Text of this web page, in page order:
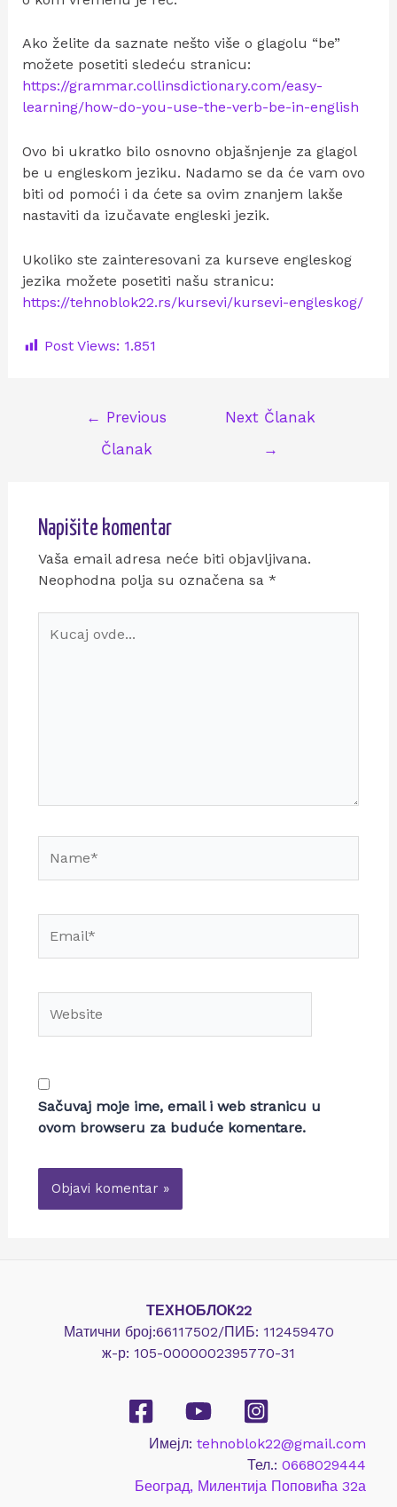
Ako želite da saznate nešto više o glagolu “be”
možete posetiti sledeću stranicu:
https://grammar.collinsdictionary.com/easy-
learning/how-do-you-use-the-verb-be-in-english
Ovo bi ukratko bilo osnovno objašnjenje za glagol
be u engleskom jeziku. Nadamo se da će vam ovo
biti od pomoći i da ćete sa ovim znanjem lakše
nastaviti da izučavate engleski jezik.
Ukoliko ste zainteresovani za kurseve engleskog
jezika možete posetiti našu stranicu:
https://tehnoblok22.rs/kursevi/kursevi-engleskog/
Post Views: 1.851
← Previous
Članak
Next Članak
→
Napišite komentar
Vaša email adresa neće biti objavljivana.
Neophodna polja su označena sa *
Sačuvaj moje ime, email i web stranicu u
ovom browseru za buduće komentare.
ТЕХНОБЛОК22
Матични број:66117502/ПИБ: 112459470
ж-р: 105-0000002395770-31
Имејл: tehnoblok22@gmail.com
Тел.: 0668029444
Београд, Милентија Поповића 32а